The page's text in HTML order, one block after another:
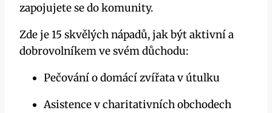
zapojujete se do komunity.
Zde je 15 skvělých nápadů, jak být aktivní a
dobrovolníkem ve svém důchodu:
Pečování o domácí zvířata v útulku
Asistence v charitativních obchodech